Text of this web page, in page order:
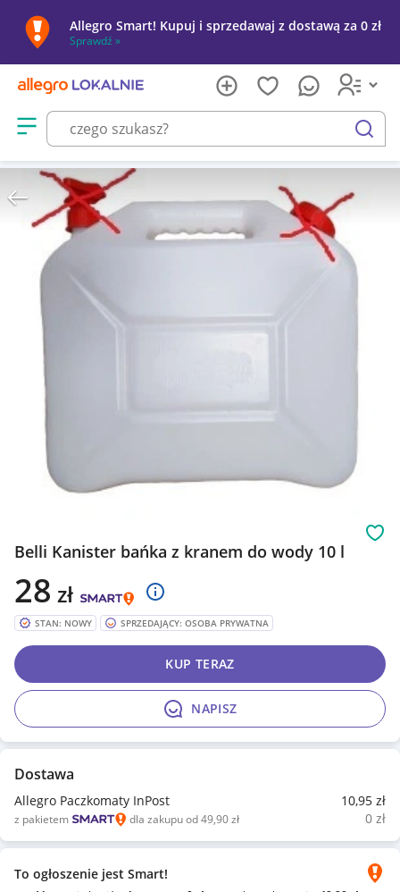
Allegro Smart! Kupuj i sprzedawaj z dostawą za 0 zł
Sprawdź »
Otwórz menu z kategoriami
szukaj
Belli Kanister bańka z kranem do wody 10 l
28 zł
STAN: NOWY SPRZEDAJĄCY: OSOBA PRYWATNA
NAPISZ
KUP TERAZ
Dostawa
Allegro Paczkomaty InPost 10,95 zł
z pakietem dla zakupu od 49,90 zł 0 zł
To ogłoszenie jest Smart!